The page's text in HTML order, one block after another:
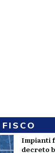
Impianti
decreto